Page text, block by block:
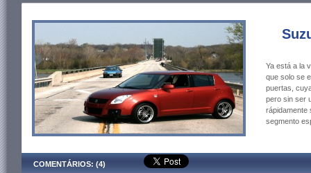
Ya está a la
que solo se
puertas,
pero sin ser
rápidamente
segmento
COMENTÁRIOS: (4)